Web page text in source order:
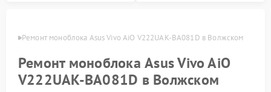
Ремонт моноблока Asus Vivo AiO V222UAK-BA081D в Волжском
Ремонт моноблока Asus Vivo AiO
V222UAK-BA081D в Волжском